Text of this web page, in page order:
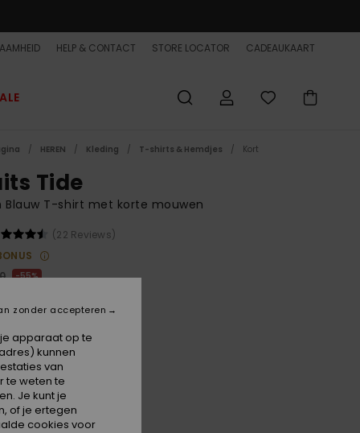
HELP & CONTACT STORE LOCATOR CADEAUKAART
HEREN Kleding T-shirts & Hemdjes Kort
Tide
Blauw T-shirt met korte mouwen
(22 Reviews)
55%
SALE EXTRA 25% OFF
Navy
apparaat op te
kunnen
van
te weten te
Je kunt je
of je ertegen
cookies voor
zonder accepteren